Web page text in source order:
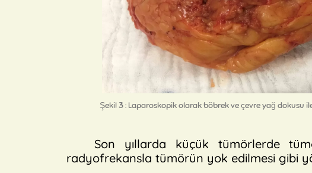
Şekil 3 : Laparoskopik olarak böbrek ve çevre yağ dokusu
Son yıllarda küçük tümörlerde
radyofrekansla tümörün yok edilmesi gibi